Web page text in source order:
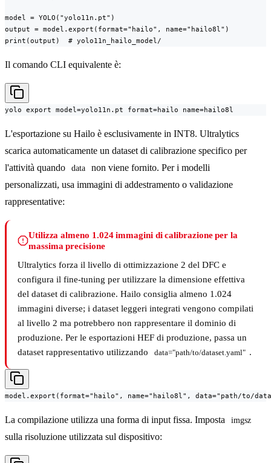
model = YOLO("yolo11n.pt")
output = model.export(format="hailo", name="hailo8l")
print(output)  # yolo11n_hailo_model/
Il comando CLI equivalente è:
yolo export model=yolo11n.pt format=hailo name=hailo8l
L'esportazione su Hailo è esclusivamente in INT8. Ultralytics
scarica automaticamente un dataset di calibrazione specifico per
l'attività quando
data
non viene fornito. Per i modelli
personalizzati, usa immagini di addestramento o validazione
rappresentative:
Utilizza almeno 1.024 immagini di calibrazione per la
massima precisione
Ultralytics forza il livello di ottimizzazione 2 del DFC e
configura il fine-tuning per utilizzare la dimensione effettiva
del dataset di calibrazione. Hailo consiglia almeno 1.024
immagini diverse; i dataset leggeri integrati vengono compilati
al livello 2 ma potrebbero non rappresentare il dominio di
produzione. Per le esportazioni HEF di produzione, passa un
dataset rappresentativo utilizzando
data="path/to/dataset.yaml" .
model.export(format="hailo", name="hailo8l", data="path/to/
La compilazione utilizza una forma di input fissa. Imposta imgsz
sulla risoluzione utilizzata sul dispositivo: